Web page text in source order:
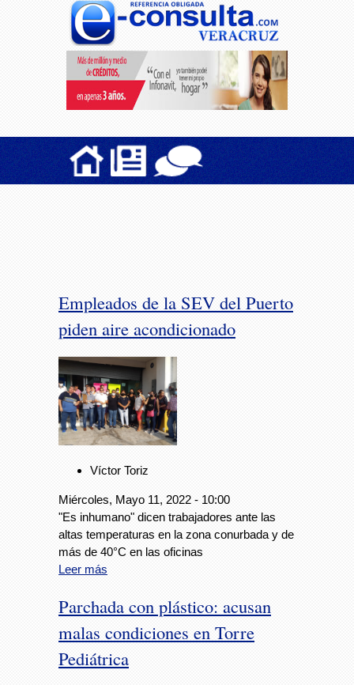
Empleados de la SEV del Puerto
piden aire acondicionado
Víctor Toriz
Miércoles, Mayo 11, 2022 - 10:00
"Es inhumano" dicen trabajadores ante las
altas temperaturas en la zona conurbada y de
más de 40°C en las oficinas
Leer más
Parchada con plástico: acusan
malas condiciones en Torre
Pediátrica